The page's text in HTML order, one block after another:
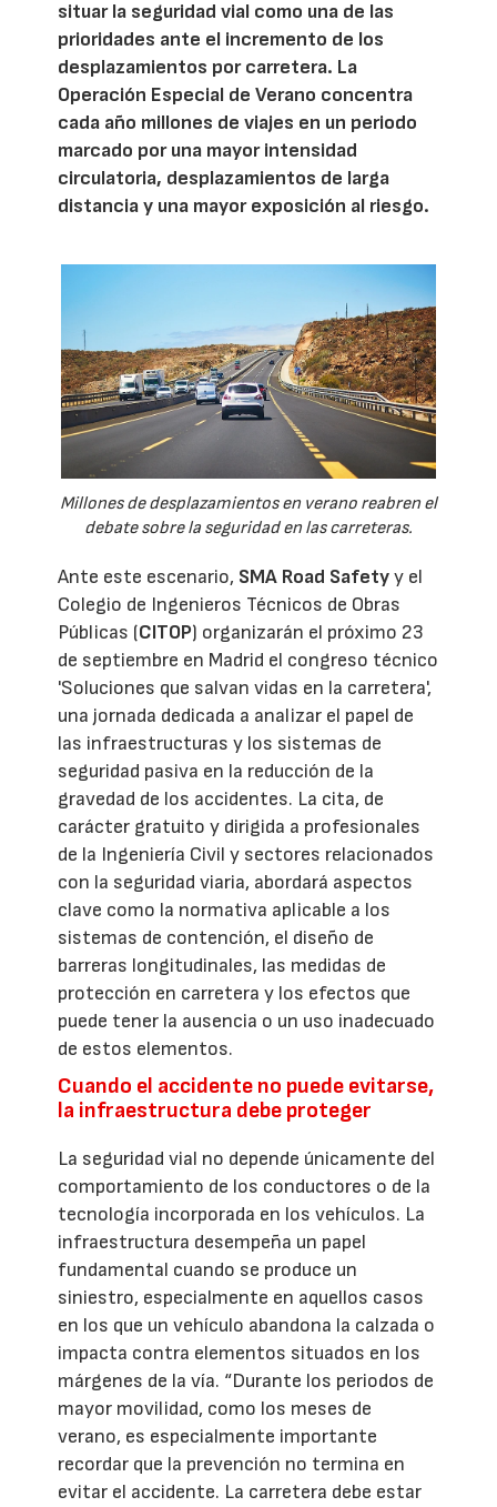
situar la seguridad vial como una de las
prioridades ante el incremento de los
desplazamientos por carretera. La
Operación Especial de Verano concentra
cada año millones de viajes en un periodo
marcado por una mayor intensidad
circulatoria, desplazamientos de larga
distancia y una mayor exposición al riesgo.
Millones de desplazamientos en verano reabren el
debate sobre la seguridad en las carreteras.
Ante este escenario, SMA Road Safetyy el
Colegio de Ingenieros Técnicos de Obras
Públicas (CITOP) organizarán el próximo 23
de septiembre en Madrid el congreso técnico
'Soluciones que salvan vidas en la carretera',
una jornada dedicada a analizar el papel de
las infraestructuras y los sistemas de
seguridad pasiva en la reducción de la
gravedad de los accidentes. La cita, de
carácter gratuito y dirigida a profesionales
de la Ingeniería Civil y sectores relacionados
con la seguridad viaria, abordará aspectos
clave como la normativa aplicable a los
sistemas de contención, el diseño de
barreras longitudinales, las medidas de
protección en carretera y los efectos que
puede tener la ausencia o un uso inadecuado
de estos elementos.
Cuando el accidente no puede evitarse,
la infraestructura debe proteger
La seguridad vial no depende únicamente del
comportamiento de los conductores o de la
tecnología incorporada en los vehículos. La
infraestructura desempeña un papel
fundamental cuando se produce un
siniestro, especialmente en aquellos casos
en los que un vehículo abandona la calzada o
impacta contra elementos situados en los
márgenes de la vía. “Durante los periodos de
mayor movilidad, como los meses de
verano, es especialmente importante
recordar que la prevención no termina en
evitar el accidente. La carretera debe estar